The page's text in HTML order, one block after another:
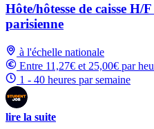
Hôte/hôtesse de caisse H/
parisienne
à l'échelle nationale
Entre 11,27€ et 25,00€ par
1 - 40 heures par semaine
lire la suite